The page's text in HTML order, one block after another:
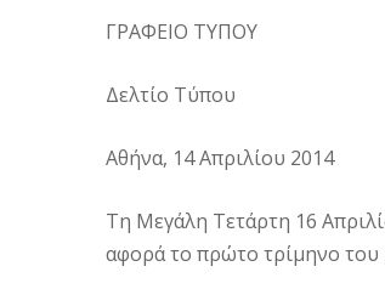
ΓΡΑΦΕΙΟ ΤΥΠΟΥ
Δελτίο Τύπου
Αθήνα, 14 Απριλίου 2014
Τη Μεγάλη Τετάρτη 16
αφορά το πρώτο τρίμηνο του